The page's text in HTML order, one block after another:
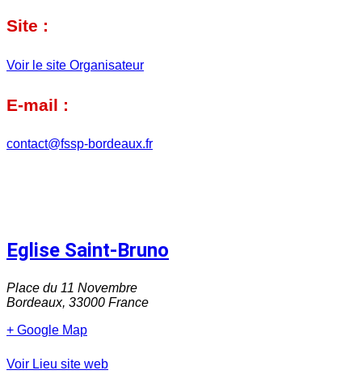
Site :
Voir le site Organisateur
E-mail :
contact@fssp-bordeaux.fr
Eglise Saint-Bruno
Place du 11 Novembre
Bordeaux, 33000 France
+ Google Map
Voir Lieu site web